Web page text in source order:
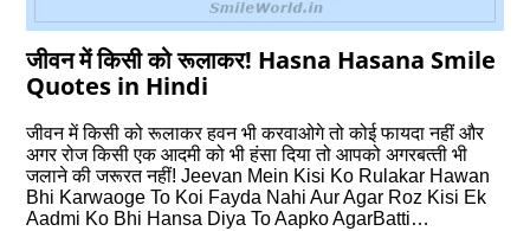
जीवन में किसी को रूलाकर! Hasna Hasana Smile
Quotes in Hindi
जीवन में किसी को रूलाकर हवन भी करवाओगे तो कोई फायदा नहीं और
अगर रोज किसी एक आदमी को भी हंसा दिया तो आपको अगरबत्‍ती भी
जलाने की जरूरत नहीं! Jeevan Mein Kisi Ko Rulakar Hawan
Bhi Karwaoge To Koi Fayda Nahi Aur Agar Roz Kisi Ek
Aadmi Ko Bhi Hansa Diya To Aapko AgarBatti…